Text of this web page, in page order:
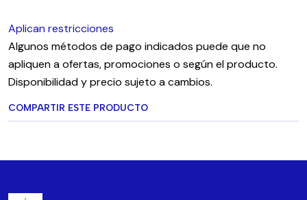
Aplican restricciones
Algunos métodos de pago indicados puede que no
apliquen a ofertas, promociones o según el producto.
Disponibilidad y precio sujeto a cambios.
COMPARTIR ESTE PRODUCTO